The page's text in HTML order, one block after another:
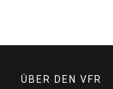
ÜBER DEN VFR